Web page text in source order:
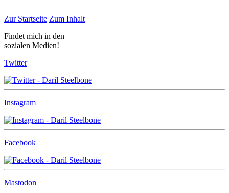
Zur Startseite Zum Inhalt
Findet mich in den
sozialen Medien!
Twitter
Instagram
Facebook
Mastodon